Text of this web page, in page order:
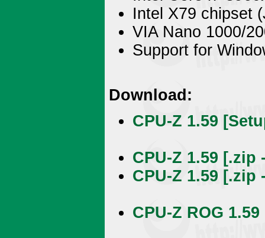
Intel X79 chipset
VIA Nano 1000/
Support for
Download:
CPU-Z 1.59
CPU-Z 1.59 [.zip
CPU-Z 1.59 [.zip
CPU-Z ROG